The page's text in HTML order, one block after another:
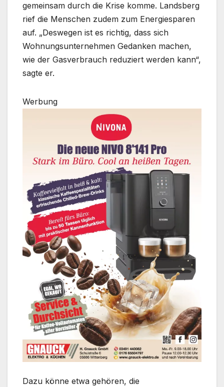
gemeinsam durch die Krise komme. Landsberg
rief die Menschen zudem zum Energiesparen
auf. „Deswegen ist es richtig, dass sich
Wohnungsunternehmen Gedanken machen,
wie der Gasverbrauch reduziert werden kann“,
sagte er.
Werbung
Dazu könne etwa gehören, die